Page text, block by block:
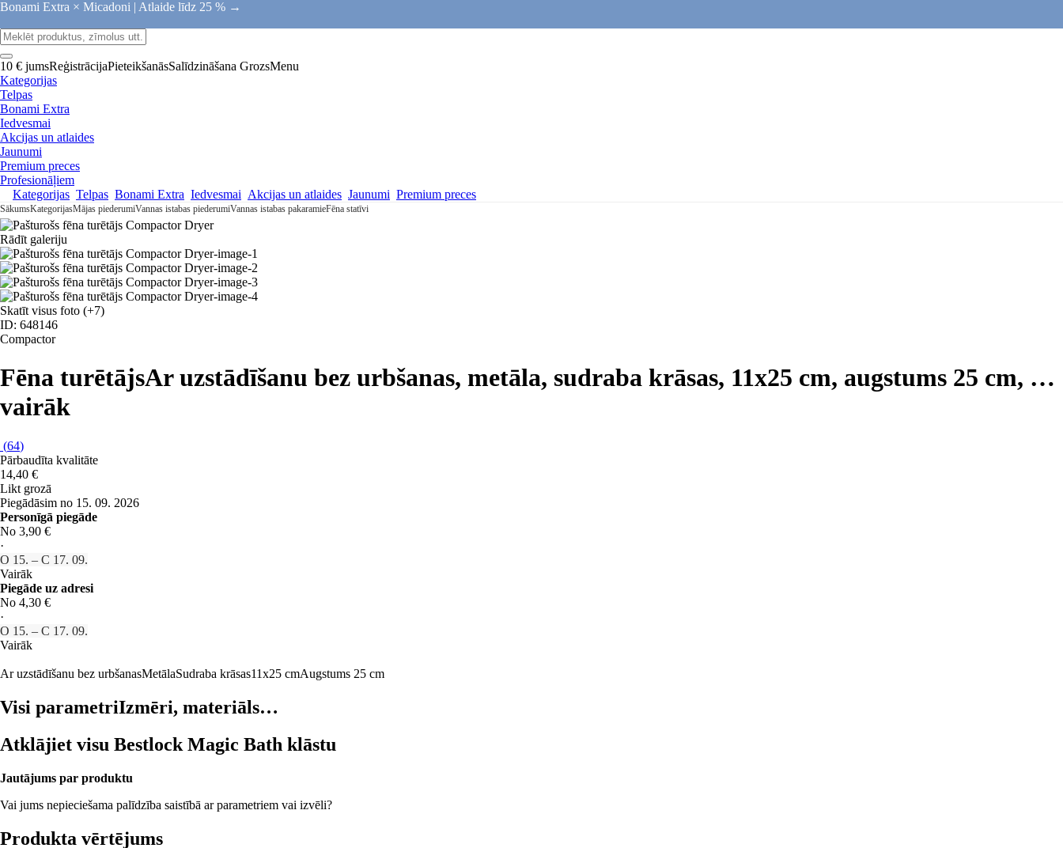
Bonami Extra × Micadoni | Atlaide līdz 25 % →
10 € jumsReģistrācijaPieteikšanāsSalīdzināšana GrozsMenu
Kategorijas
Telpas
Bonami Extra
Iedvesmai
Akcijas un atlaides
Jaunumi
Premium preces
Profesionāļiem
Kategorijas Telpas Bonami Extra Iedvesmai Akcijas un atlaides Jaunumi Premium preces
SākumsKategorijasMājas piederumiVannas istabas piederumiVannas istabas pakaramieFēna statīvi
Rādīt galeriju
Skatīt visus foto (+7)
ID: 648146
Compactor
Fēna turētājsAr uzstādīšanu bez urbšanas, metāla, sudraba krāsas, 11x25 cm, augstums 25 cm, …
vairāk
(64)
Pārbaudīta kvalitāte
14,40 €
Likt grozā
Piegādāsim no 15. 09. 2026
Personīgā piegāde
No 3,90 €
·
O 15. – C 17. 09.
Vairāk
Piegāde uz adresi
No 4,30 €
·
O 15. – C 17. 09.
Vairāk
Ar uzstādīšanu bez urbšanasMetālaSudraba krāsas11x25 cmAugstums 25 cm
Visi parametriIzmēri, materiāls…
Atklājiet visu Bestlock Magic Bath klāstu
Jautājums par produktu
Vai jums nepieciešama palīdzība saistībā ar parametriem vai izvēli?
Produkta vērtējums